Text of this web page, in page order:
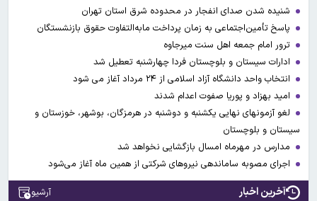
شنیده شدن صدای انفجار در محدوده شرق استان تهران
پاسخ تأمین‌اجتماعی به زمان پرداخت مابه‌التفاوت حقوق بازنشستگان
ترور امام جمعه اهل سنت میرجاوه
ادارات سیستان و بلوچستان فردا چهارشنبه تعطیل شد
انتخاب واحد دانشگاه آزاد اسلامی از ۲۴ مرداد آغاز می شود
امید بهزاد و پوریا صفوت اعدام شدند
لغو آزمونهای نهایی یکشنبه و دوشنبه در هرمزگان، بوشهر، خوزستان و
سیستان و بلوچستان
مدارس در مهرماه امسال بازگشایی نخواهد شد
اجرای مصوبه ساماندهی نیرو‌های شرکتی از همین ماه آغاز می‌شود
آخرین اخبار آرشیو